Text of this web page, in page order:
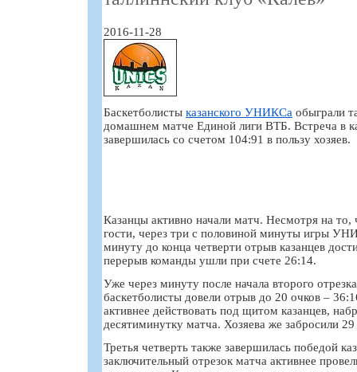
2016-11-28
Баскетболисты казанского УНИКСа обыграли
домашнем матче Единой лиги ВТБ. Встреча в
завершилась со счетом 104:91 в пользу хозяев.
Казанцы активно начали матч. Несмотря на то,
гости, через три с половиной минуты игры
минуту до конца четверти отрыв казанцев
перерыв команды ушли при счете 26:14.
Уже через минуту после начала второго
баскетболисты довели отрыв до 20 очков –
активнее действовать под щитом казанцев,
десятиминутку матча. Хозяева же забросили 29
Третья четверть также завершилась победой
заключительный отрезок матча активнее